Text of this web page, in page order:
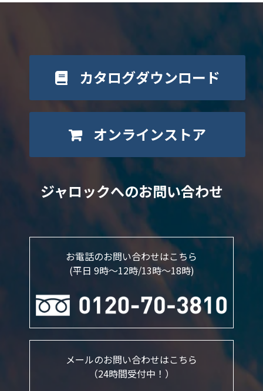
カタログダウンロード
オンラインストア
ジャロックへのお問い合わせ
お電話のお問い合わせはこちら
(平日 9時～12時/13時〜18時)
メールのお問い合わせはこちら
（24時間受付中！）